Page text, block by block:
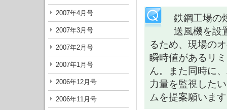
2007年4月号
2007年3月号
2007年2月号
2007年1月号
2006年12月号
2006年11月号
鉄鋼工場の
送風機を設
るため、現場の
瞬時値があるリ
ん。また同時に
力量を監視した
ムを提案願いま